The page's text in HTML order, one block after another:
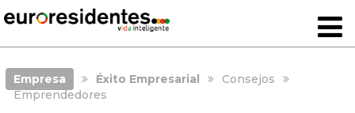
Empresa Éxito Empresarial
Consejos
Emprendedores